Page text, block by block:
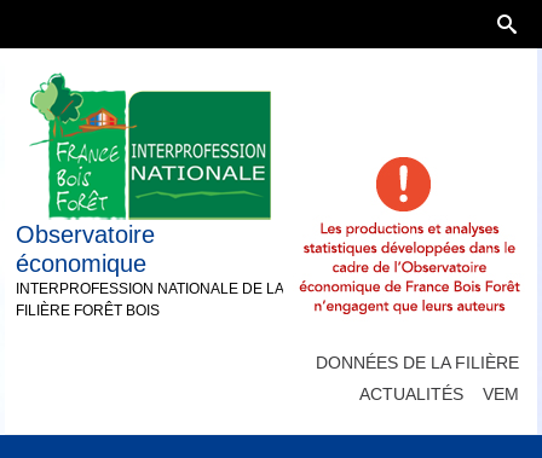
Observatoire
économique
INTERPROFESSION NATIONALE DE LA
FILIÈRE FORÊT BOIS
DONNÉES DE LA FILIÈRE
ACTUALITÉS
VEM